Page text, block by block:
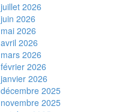
juillet 2026
juin 2026
mai 2026
avril 2026
mars 2026
février 2026
janvier 2026
décembre 2025
novembre 2025